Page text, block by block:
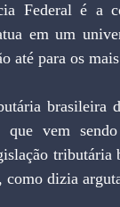
em um
até para os
que vem
dizia